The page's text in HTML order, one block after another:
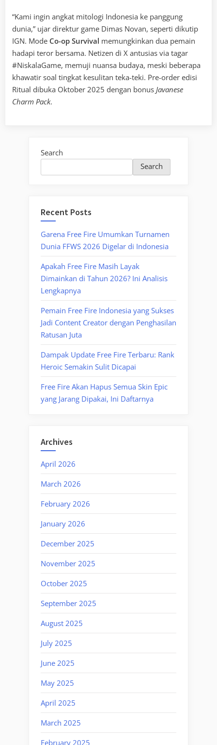
“Kami ingin angkat mitologi Indonesia ke panggung
dunia,” ujar direktur game Dimas Novan, seperti dikutip
IGN. Mode Co-op Survival memungkinkan dua pemain
hadapi teror bersama. Netizen di X antusias via tagar
#NiskalaGame, memuji nuansa budaya, meski beberapa
khawatir soal tingkat kesulitan teka-teki. Pre-order edisi
Ritual dibuka Oktober 2025 dengan bonus Javanese
Charm Pack.
Search
Search
Recent Posts
Garena Free Fire Umumkan Turnamen
Dunia FFWS 2026 Digelar di Indonesia
Apakah Free Fire Masih Layak
Dimainkan di Tahun 2026? Ini Analisis
Lengkapnya
Pemain Free Fire Indonesia yang Sukses
Jadi Content Creator dengan Penghasilan
Ratusan Juta
Dampak Update Free Fire Terbaru: Rank
Heroic Semakin Sulit Dicapai
Free Fire Akan Hapus Semua Skin Epic
yang Jarang Dipakai, Ini Daftarnya
Archives
April 2026
March 2026
February 2026
January 2026
December 2025
November 2025
October 2025
September 2025
August 2025
July 2025
June 2025
May 2025
April 2025
March 2025
February 2025